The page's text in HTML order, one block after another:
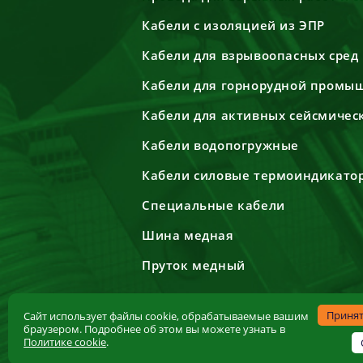
Кабели с изоляцией из ЭПР
Кабели для взрывоопасных сред
Кабели для горнорудной
Кабели для активных
Кабели водопогружные
Кабели силовые
Специальные кабели
Шина медная
Пруток медный
© 2018-2026 Кабельный завод "ЭКСПЕРТ-КАБЕЛЬ". Все права
Сайт использует файлы cookie, обрабатываемые вашим
браузером. Подробнее об этом вы можете узнать в
Политике cookie.